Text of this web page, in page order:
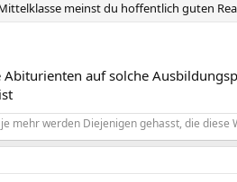
meinst du hoffentlich guten
auf solche
mehr werden Diejenigen gehasst, die diese